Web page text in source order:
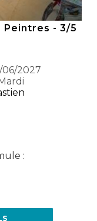
Peintres - 3/5
06/2027
: